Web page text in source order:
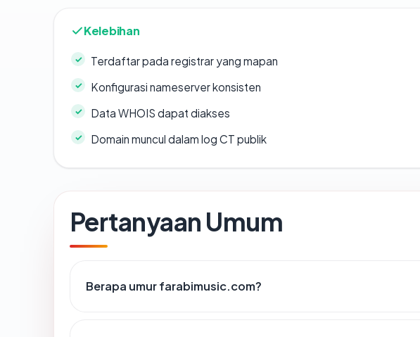
Kelebihan
Terdaftar pada registrar yang mapan
Konfigurasi nameserver konsisten
Data WHOIS dapat diakses
Domain muncul dalam log CT publik
Pertanyaan Umum
Berapa umur farabimusic.com?